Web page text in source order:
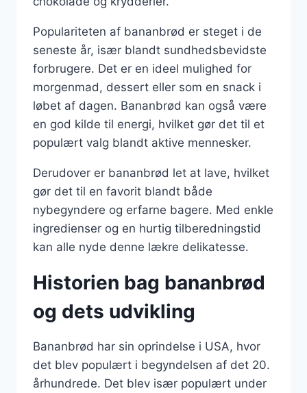
Populariteten af bananbrød er steget i de
seneste år, især blandt sundhedsbevidste
forbrugere. Det er en ideel mulighed for
morgenmad, dessert eller som en snack i
løbet af dagen. Bananbrød kan også være
en god kilde til energi, hvilket gør det til et
populært valg blandt aktive mennesker.
Derudover er bananbrød let at lave, hvilket
gør det til en favorit blandt både
nybegyndere og erfarne bagere. Med enkle
ingredienser og en hurtig tilberedningstid
kan alle nyde denne lækre delikatesse.
Historien bag bananbrød
og dets udvikling
Bananbrød har sin oprindelse i USA, hvor
det blev populært i begyndelsen af det 20.
århundrede. Det blev især populært under